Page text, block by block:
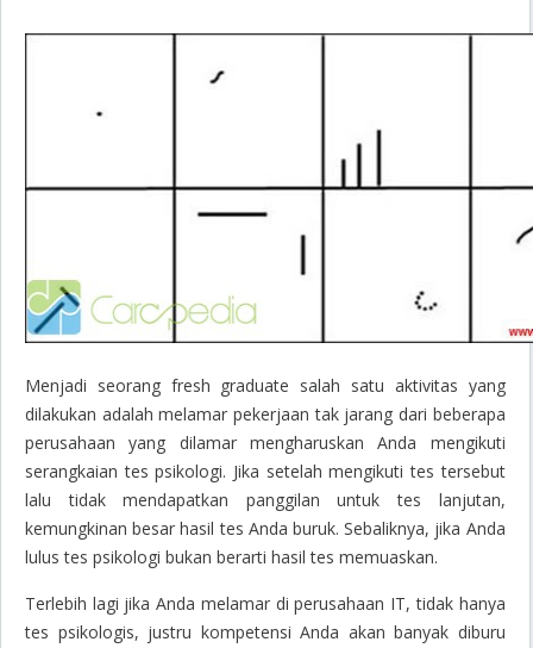
Menjadi seorang fresh graduate salah satu aktivitas yang
dilakukan adalah melamar pekerjaan tak jarang dari beberapa
perusahaan yang dilamar mengharuskan Anda mengikuti
serangkaian tes psikologi. Jika setelah mengikuti tes tersebut
lalu tidak mendapatkan panggilan untuk tes lanjutan,
kemungkinan besar hasil tes Anda buruk. Sebaliknya, jika Anda
lulus tes psikologi bukan berarti hasil tes memuaskan.
Terlebih lagi jika Anda melamar di perusahaan IT, tidak hanya
tes psikologis, justru kompetensi Anda akan banyak diburu